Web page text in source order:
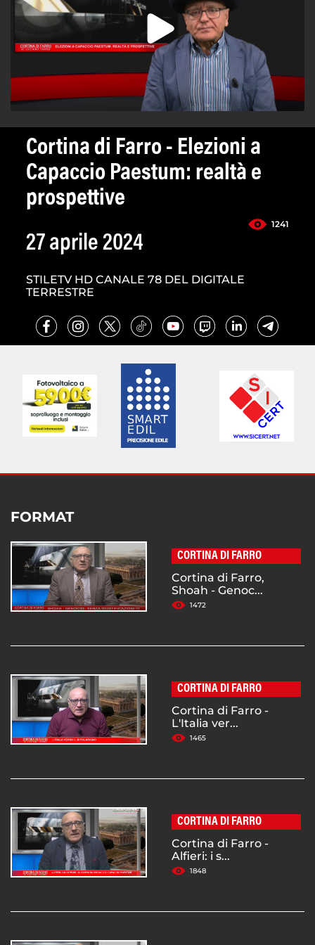
Cortina di Farro - Elezioni a
Capaccio Paestum: realtà e
prospettive
1241
27 aprile 2024
STILETV HD CANALE 78 DEL DIGITALE
TERRESTRE
FORMAT
CORTINA DI FARRO
Cortina di Farro,
Shoah - Genoc...
1472
CORTINA DI FARRO
Cortina di Farro -
L'Italia ver...
1465
CORTINA DI FARRO
Cortina di Farro -
Alfieri: i s...
1848